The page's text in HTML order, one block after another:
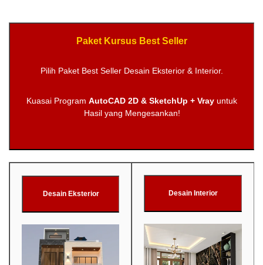
Paket Kursus Best Seller
Pilih Paket Best Seller Desain Eksterior & Interior.
Kuasai Program AutoCAD 2D & SketchUp + Vray untuk
Hasil yang Mengesankan!
Desain Eksterior Desain Interior